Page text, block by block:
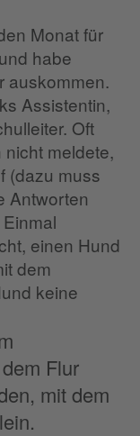
Monat für
habe
auskommen.
Assistentin,
Oft
meldete,
(dazu muss
Antworten
einen Hund
dem
keine
Flur
mit dem